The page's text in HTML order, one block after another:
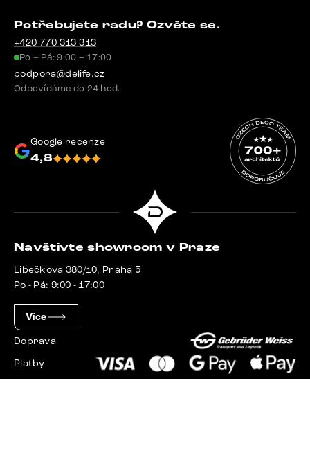
Potřebujete radu? Ozvěte se.
+420 770 313 313
Po – Pá: 9:00 – 17:00
podpora@delife.cz
Odpovídáme do 24 hod.
Google recenze
4,8
Navštivte showroom v Praze
Libečkova 380/10, Praha 5
Po - Pá: 9:00 - 17:00
Více
Doprava
Platby